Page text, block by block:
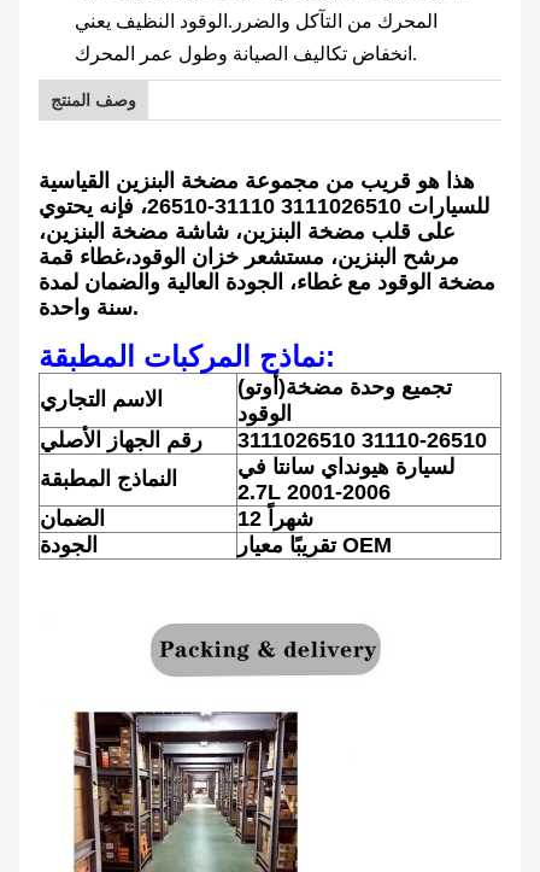
المحرك من التآكل والضرر.الوقود النظيف يعني
انخفاض تكاليف الصيانة وطول عمر المحرك.
وصف المنتج
هذا هو قريب من مجموعة مضخة البنزين القياسية
للسيارات 3111026510 31110-26510، فإنه يحتوي
على قلب مضخة البنزين، شاشة مضخة البنزين،
مرشح البنزين، مستشعر خزان الوقود،غطاء قمة
مضخة الوقود مع غطاء، الجودة العالية والضمان لمدة
سنة واحدة.
نماذج المركبات المطبقة:
الاسم التجاري (أوتو)تجميع وحدة مضخة
الوقود
رقم الجهاز الأصلي
3111026510 31110-26510
النماذج المطبقة
لسيارة هيونداي سانتا في
2.7L 2001-2006
الضمان
12 شهراً
الجودة
تقريبًا معيار OEM